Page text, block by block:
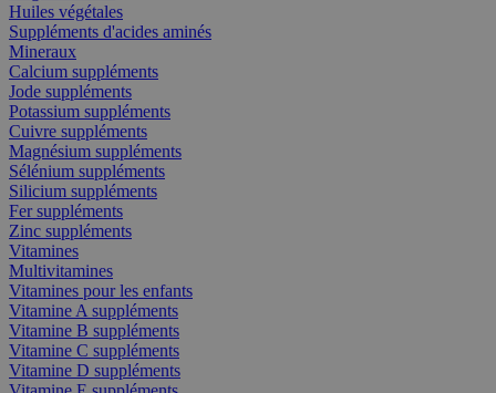
Huiles végétales
Suppléments d'acides aminés
Mineraux
Calcium suppléments
Jode suppléments
Potassium suppléments
Cuivre suppléments
Magnésium suppléments
Sélénium suppléments
Silicium suppléments
Fer suppléments
Zinc suppléments
Vitamines
Multivitamines
Vitamines pour les enfants
Vitamine A suppléments
Vitamine B suppléments
Vitamine C suppléments
Vitamine D suppléments